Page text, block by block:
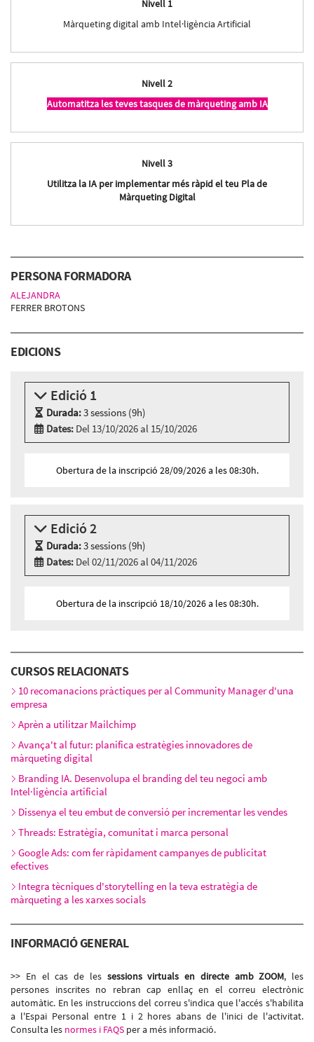
Nivell 1
Màrqueting digital amb Intel·ligència Artificial
Nivell 2
Automatitza les teves tasques de màrqueting amb IA
Nivell 3
Utilitza la IA per implementar més ràpid el teu Pla de
Màrqueting Digital
PERSONA FORMADORA
ALEJANDRA
FERRER BROTONS
EDICIONS
Edició 1
Durada:3 sessions (9h)
Dates: Del 13/10/2026 al 15/10/2026
Idioma:Català
Dimecres 14 d’octubre, 10:00h - 13:00h
Dijous 15 d’octubre, 10:00h - 13:00h
Obertura de la inscripció 28/09/2026 a les 08:30h.
Edició 2
Durada:3 sessions (9h)
Dates: Del 02/11/2026 al 04/11/2026
Idioma:Català
Obertura de la inscripció 18/10/2026 a les 08:30h.
CURSOS RELACIONATS
10 recomanacions pràctiques per al Community Manager d'una
empresa
Aprèn a utilitzar Mailchimp
Avança't al futur: planifica estratègies innovadores de
màrqueting digital
Branding IA. Desenvolupa el branding del teu negoci amb
Intel·ligència artificial
Dissenya el teu embut de conversió per incrementar les vendes
Threads: Estratègia, comunitat i marca personal
Google Ads: com fer ràpidament campanyes de publicitat
efectives
Integra tècniques d'storytelling en la teva estratègia de
màrqueting a les xarxes socials
INFORMACIÓ GENERAL
>> En el cas de les sessions virtuals en directe amb ZOOM, les
persones inscrites no rebran cap enllaç en el correu electrònic
automàtic. En les instruccions del correu s'indica que l'accés s'habilita
a l'Espai Personal entre 1 i 2 hores abans de l'inici de l'activitat.
Consulta les normes i FAQS per a més informació.